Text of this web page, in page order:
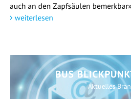
auch an den Zapfsäulen
weiterlesen
BUS
Aktuelles